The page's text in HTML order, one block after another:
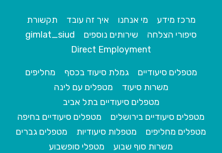
מרכז מידע מי אנחנו איך זה עובד
תקשורת
סיפורי הצלחה
שירותים נוספים
gimlat_siud
Direct Employment
מטפלים סיעודיים גמלת סיעוד בכסף
מחליפים
משרות סיעוד
מטפלים עם לינה
מטפלים סיעודיים בתל אביב
מטפלים סיעודיים בירושלים
מטפלים סיעודיים בחיפה
מטפלים מחליפים
מטפלות סיעודיות
מטפלים גברים
משרות סוף שבוע
מטפלי סופשבוע